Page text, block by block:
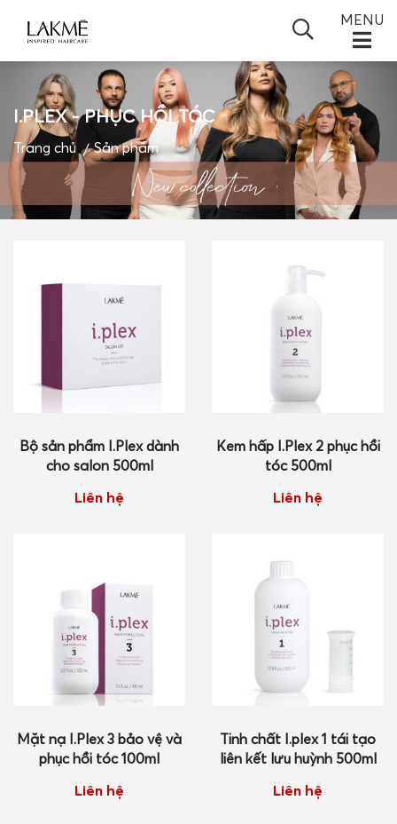
TRANG CHỦ
GIỚI THIỆU
SẢN PHẨM
ĐỐI TÁC
LIÊN HỆ
MENU
Trang chủ Sản phẩm
I.PLEX - PHỤC HỒI TÓC
Bộ sản phẩm I.Plex dành
cho salon 500ml
Liên hệ
Kem hấp I.Plex 2 phục hồi
tóc 500ml
Liên hệ
Mặt nạ I.Plex 3 bảo vệ và
phục hồi tóc 100ml
Liên hệ
Tinh chất I.plex 1 tái tạo
liên kết lưu huỳnh 500ml
Liên hệ